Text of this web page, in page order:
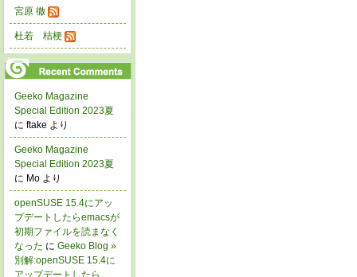
宮原 徹
杜若 桔梗
Geeko Magazine
Special Edition 2023夏
に ftake より
Geeko Magazine
Special Edition 2023夏
に Mo より
openSUSE 15.4にアッ
プデートしたらemacsが
初期ファイルを読まなく
なった に Geeko Blog »
別解:openSUSE 15.4に
アップデートしたら